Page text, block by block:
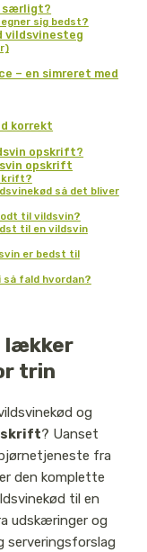
særligt?
sig bedst?
vildsvinesteg
– en simreret med
korrekt
opskrift?
opskrift
så det bliver
til vildsvin?
til en vildsvin
er bedst til
så fald hvordan?
lækker
trin
og
? Uanset
fra
den komplette
til en
udskæringer og
serveringsforslag